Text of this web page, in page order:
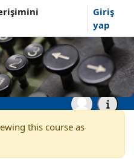
Giriş
yap
Sommersemester 2023 Master- und Aufbaustudiengänge
für
this course as